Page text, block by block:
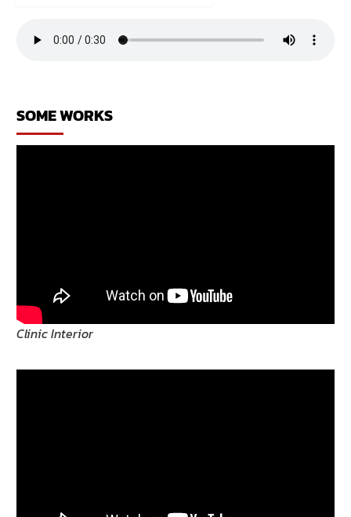
รี
าน
SOME WORKS
Clinic Interior